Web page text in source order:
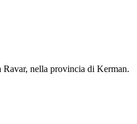
nella provincia di Kerman.